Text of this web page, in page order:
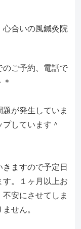
合いの風鍼灸院
のご予約、電話で
が発生していま
しています＾
ますので予定日
す。１ヶ月以上お
安にさせてしま
せん。